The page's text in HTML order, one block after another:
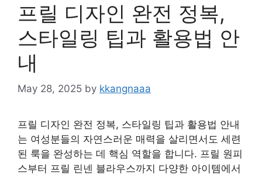
프릴 디자인 완전 정복,
스타일링 팁과 활용법 안
내
May 28, 2025 by kkangnaaa
프릴 디자인 완전 정복, 스타일링 팁과 활용법 안내
는 여성분들의 자연스러운 매력을 살리면서도 세련
된 룩을 완성하는 데 핵심 역할을 합니다. 프릴 원피
스부터 프릴 린넨 블라우스까지 다양한 아이템에서